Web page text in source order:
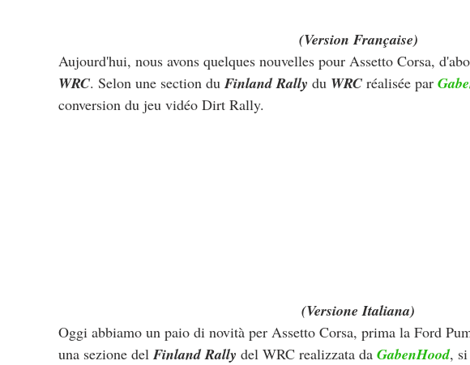
(Version Française)
Aujourd'hui, nous avons quelques nouvelles pour Assetto Corsa,
WRC. Selon une section du Finland Rally du WRC réalisée par
conversion du jeu vidéo Dirt Rally.
(Versione Italiana)
Oggi abbiamo un paio di novità per Assetto Corsa, prima la Ford
una sezione del Finland Rally del WRC realizzata da GabenHood,